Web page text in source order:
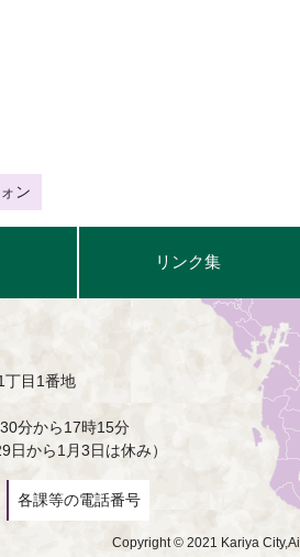
ン
リンク集
目1番地
分から17時15分
日から1月3日は休み）
各課等の電話番号
Copyright © 2021 Kariya